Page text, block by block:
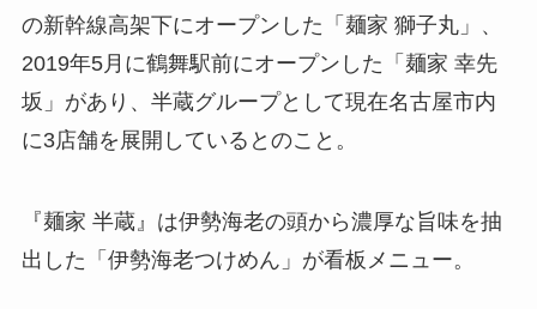
の新幹線高架下にオープンした「麺家 獅子丸」、
2019年5月に鶴舞駅前にオープンした「麺家 幸先
坂」があり、半蔵グループとして現在名古屋市内
に3店舗を展開しているとのこと。
『麺家 半蔵』は伊勢海老の頭から濃厚な旨味を抽
出した「伊勢海老つけめん」が看板メニュー。